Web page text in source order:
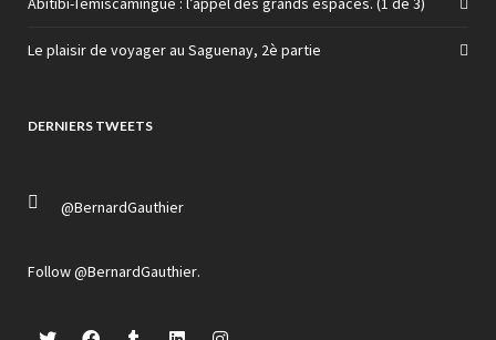
Le plaisir de voyager au Saguenay, 2è partie
DERNIERS TWEETS
@BernardGauthier
Follow@BernardGauthier.